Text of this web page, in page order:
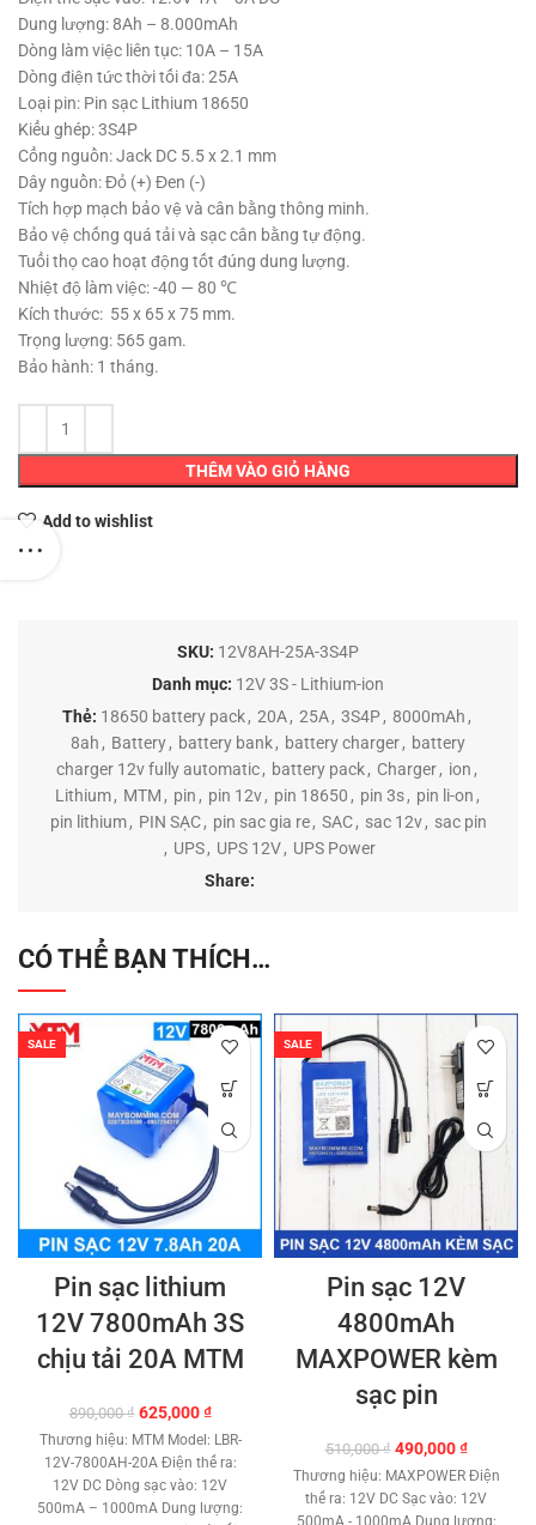
Dung lượng: 8Ah – 8.000mAh
Dòng làm việc liên tục: 10A – 15A
Dòng điện tức thời tối đa: 25A
Loại pin: Pin sạc Lithium 18650
Kiểu ghép: 3S4P
Cổng nguồn: Jack DC 5.5 x 2.1 mm
Dây nguồn: Đỏ (+) Đen (-)
Tích hợp mạch bảo vệ và cân bằng thông minh.
Bảo vệ chống quá tải và sạc cân bằng tự động.
Tuổi thọ cao hoạt động tốt đúng dung lượng.
Nhiệt độ làm việc: -40 — 80 ℃
Kích thước: 55 x 65 x 75 mm.
Trọng lượng: 565 gam.
Bảo hành: 1 tháng.
THÊM VÀO GIỎ HÀNG
Add to wishlist
SKU: 12V8AH-25A-3S4P
Danh mục: 12V 3S - Lithium-ion
Thẻ: 18650 battery pack, 20A, 25A, 3S4P, 8000mAh ,
8ah , Battery, battery bank, battery charger, battery
charger 12v fully automatic, battery pack, Charger, ion ,
Lithium , MTM , pin , pin 12v , pin 18650 , pin 3s , pin li-on ,
pin lithium , PIN SẠC , pin sac gia re , SAC , sac 12v , sac pin
, UPS , UPS 12V , UPS Power
Share:
CÓ THỂ BẠN THÍCH…
SALE
Pin sạc lithium
12V 7800mAh 3S
chịu tải 20A MTM
890,000₫ Giá
gốc
là:
890,000 ₫.
625,000₫Giá
hiện
tại
là:
Thương hiệu: MTM Model: LBR-
12V-7800AH-20A Điện thế ra:
12V DC Dòng sạc vào: 12V
500mA – 1000mA Dung lượng:
SALE
Pin sạc 12V
4800mAh
MAXPOWER kèm
sạc pin
510,000₫ Giá
gốc
là:
510,000 ₫.
490,000₫Giá
hiện
tại
Thương hiệu: MAXPOWER Điện
thế ra: 12V DC Sạc vào: 12V